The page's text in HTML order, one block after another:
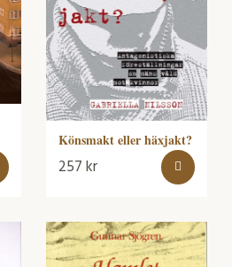
Könsmakt eller häxjakt?
257kr